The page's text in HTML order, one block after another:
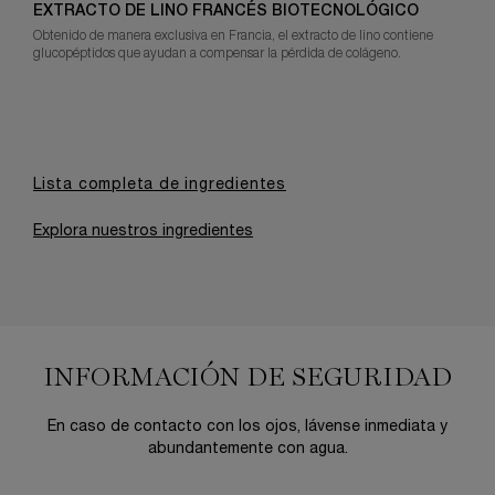
EXTRACTO DE LINO FRANCÉS BIOTECNOLÓGICO
Obtenido de manera exclusiva en Francia, el extracto de lino contiene
glucopéptidos que ayudan a compensar la pérdida de colágeno.
Lista completa de ingredientes
Explora nuestros ingredientes
INFORMACIÓN DE SEGURIDAD
En caso de contacto con los ojos, lávense inmediata y
abundantemente con agua.